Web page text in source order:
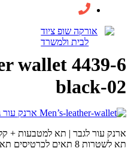
wallet 4439-6
black-02
ארנק עור לגבר | תא למטבעות +
תא לשטרות 8 תאים